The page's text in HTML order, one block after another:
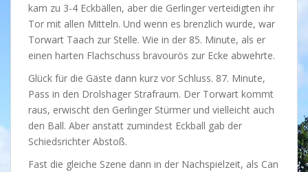
kam zu 3-4 Eckbällen, aber die Gerlinger verteidigten ihr
Tor mit allen Mitteln. Und wenn es brenzlich wurde, war
Torwart Taach zur Stelle. Wie in der 85. Minute, als er
einen harten Flachschuss bravourös zur Ecke abwehrte.
Glück für die Gäste dann kurz vor Schluss. 87. Minute,
Pass in den Drolshager Strafraum. Der Torwart kommt
raus, erwischt den Gerlinger Stürmer und vielleicht auch
den Ball. Aber anstatt zumindest Eckball gab der
Schiedsrichter Abstoß.
Fast die gleiche Szene dann in der Nachspielzeit, als Can